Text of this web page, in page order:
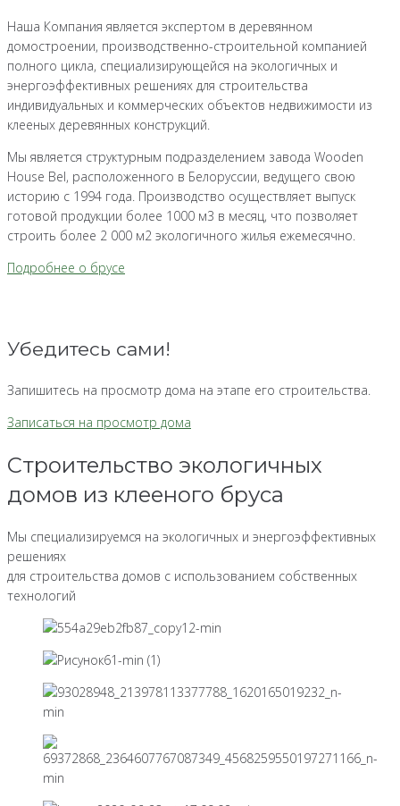
Наша Компания является экспертом в деревянном
домостроении, производственно-строительной компанией
полного цикла, специализирующейся на экологичных и
энергоэффективных решениях для строительства
индивидуальных и коммерческих объектов недвижимости из
клееных деревянных конструкций.
Мы является структурным подразделением завода Wooden
House Bel, расположенного в Белоруссии, ведущего свою
историю с 1994 года. Производство осуществляет выпуск
готовой продукции более 1000 м3 в месяц, что позволяет
строить более 2 000 м2 экологичного жилья ежемесячно.
Подробнее о брусе
Убедитесь сами!
Запишитесь на просмотр дома на этапе его строительства.
Записаться на просмотр дома
Строительство экологичных
домов из клееного бруса
Мы специализируемся на экологичных и энергоэффективных
решениях
для строительства домов с использованием собственных
технологий